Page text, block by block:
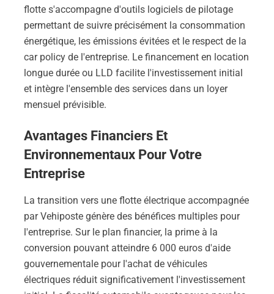
flotte s'accompagne d'outils logiciels de pilotage
permettant de suivre précisément la consommation
énergétique, les émissions évitées et le respect de la
car policy de l'entreprise. Le financement en location
longue durée ou LLD facilite l'investissement initial
et intègre l'ensemble des services dans un loyer
mensuel prévisible.
Avantages Financiers Et
Environnementaux Pour Votre
Entreprise
La transition vers une flotte électrique accompagnée
par Vehiposte génère des bénéfices multiples pour
l'entreprise. Sur le plan financier, la prime à la
conversion pouvant atteindre 6 000 euros d'aide
gouvernementale pour l'achat de véhicules
électriques réduit significativement l'investissement